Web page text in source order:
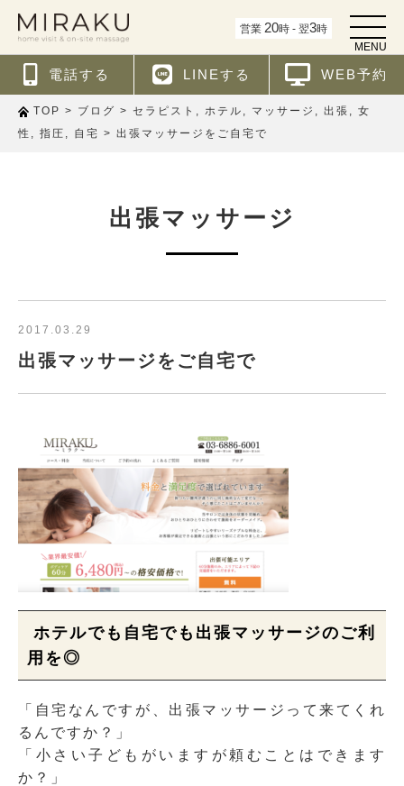
営業 20時 - 翌3時
t
o
g
l
a
MENU
電話する LINEする WEB予約
TOP > ブログ > セラピスト , ホテル , マッサージ , 出張 , 女
性 , 指圧 , 自宅 > 出張マッサージをご自宅で
出張マッサージ
2017.03.29
出張マッサージをご自宅で
ホテルでも自宅でも出張マッサージのご利
用を◎
「自宅なんですが、出張マッサージって来てくれ
るんですか？」
「小さい子どもがいますが頼むことはできます
か？」